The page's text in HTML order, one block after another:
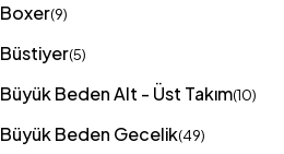
Boxer(9)
Büstiyer(5)
Büyük Beden Alt - Üst Takım(10)
Büyük Beden Gecelik(49)